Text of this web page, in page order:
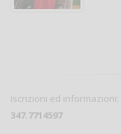
Iscrizioni ed informazioni:
347.7714597